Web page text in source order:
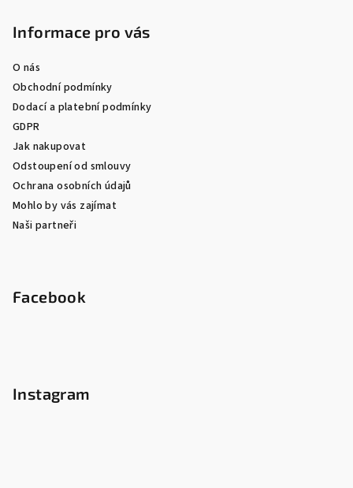
Informace pro vás
O nás
Obchodní podmínky
Dodací a platební podmínky
GDPR
Jak nakupovat
Odstoupení od smlouvy
Ochrana osobních údajů
Mohlo by vás zajímat
Naši partneři
Facebook
Instagram